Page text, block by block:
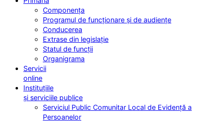
Componența
Programul de funcționare și de audiențe
Conducerea
Extrase din legislație
Statul de funcții
Organigrama
Servicii
online
Instituțiile
și serviciile publice
Serviciul Public Comunitar Local de Evidență a
Persoanelor